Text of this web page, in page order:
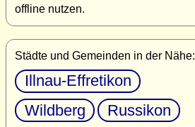
offline nutzen.
Städte und Gemeinden in der Nähe:
Illnau-Effretikon
Wildberg
Russikon